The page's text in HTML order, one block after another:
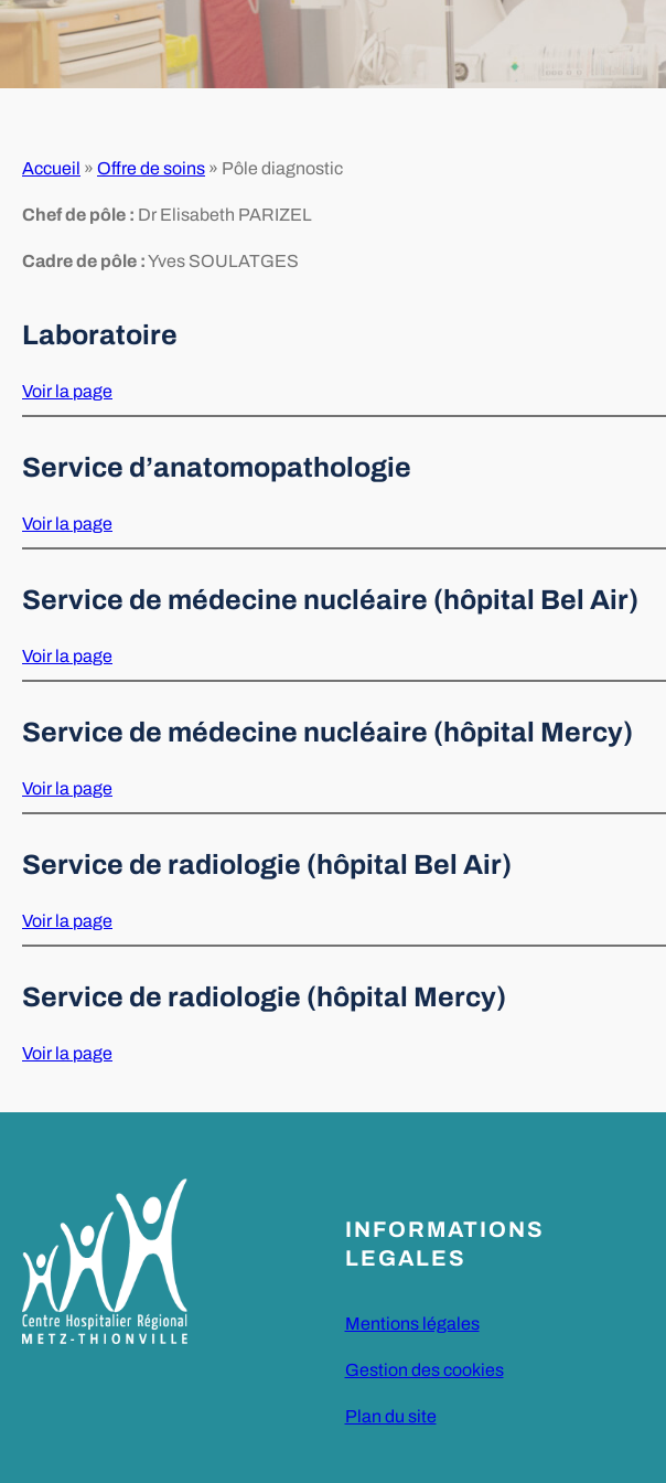
Accueil » Offre de soins » Pôle diagnostic
Chef de pôle : Dr Elisabeth PARIZEL
Cadre de pôle :Yves SOULATGES
Laboratoire
Voir la page
Service d’anatomopathologie
Voir la page
Service de médecine nucléaire (hôpital Bel Air)
Voir la page
Service de médecine nucléaire (hôpital Mercy)
Voir la page
Service de radiologie (hôpital Bel Air)
Voir la page
Service de radiologie (hôpital Mercy)
Voir la page
INFORMATIONS
LEGALES
Mentions légales
Gestion des cookies
Plan du site